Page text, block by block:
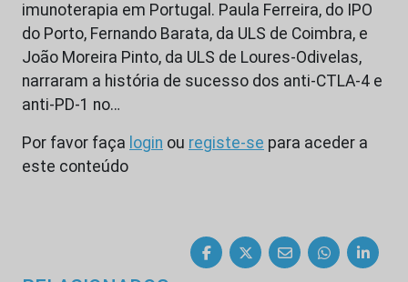
imunoterapia em Portugal. Paula Ferreira, do IPO
do Porto, Fernando Barata, da ULS de Coimbra, e
João Moreira Pinto, da ULS de Loures-Odivelas,
narraram a história de sucesso dos anti-CTLA-4 e
anti-PD-1 no…
Por favor faça login ou registe-se para aceder a
este conteúdo